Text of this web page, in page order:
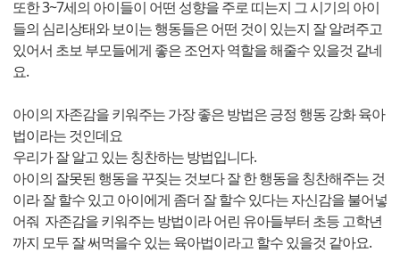
또한 3~7세의 아이들이 어떤 성향을 주로 띠는지 그 시기의 아이
들의 심리상태와 보이는 행동들은 어떤 것이 있는지 잘 알려주고
있어서 초보 부모들에게 좋은 조언자 역할을 해줄수 있을것 같네
요.
아이의 자존감을 키워주는 가장 좋은 방법은 긍정 행동 강화 육아
법이라는 것인데요
우리가 잘 알고 있는 칭찬하는 방법입니다.
아이의 잘못된 행동을 꾸짖는 것보다 잘 한 행동을 칭찬해주는 것
이라 잘 할수 있고 아이에게 좀더 잘 할수 있다는 자신감을 불어넣
어줘 자존감을 키워주는 방법이라 어린 유아들부터 초등 고학년
까지 모두 잘 써먹을수 있는 육아법이라고 할수 있을것 같아요.